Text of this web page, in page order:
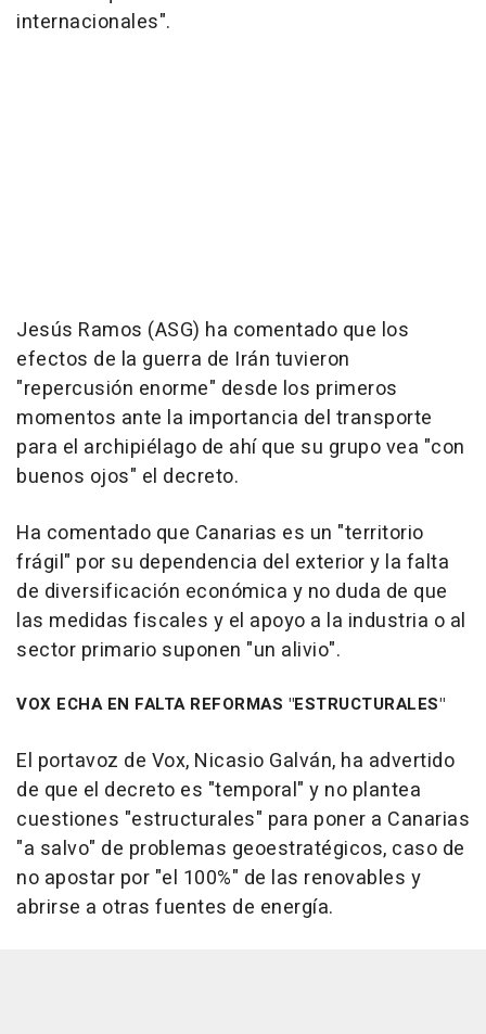
internacionales".
Jesús Ramos (ASG) ha comentado que los
efectos de la guerra de Irán tuvieron
"repercusión enorme" desde los primeros
momentos ante la importancia del transporte
para el archipiélago de ahí que su grupo vea "con
buenos ojos" el decreto.
Ha comentado que Canarias es un "territorio
frágil" por su dependencia del exterior y la falta
de diversificación económica y no duda de que
las medidas fiscales y el apoyo a la industria o al
sector primario suponen "un alivio".
VOX ECHA EN FALTA REFORMAS "ESTRUCTURALES"
El portavoz de Vox, Nicasio Galván, ha advertido
de que el decreto es "temporal" y no plantea
cuestiones "estructurales" para poner a Canarias
"a salvo" de problemas geoestratégicos, caso de
no apostar por "el 100%" de las renovables y
abrirse a otras fuentes de energía.